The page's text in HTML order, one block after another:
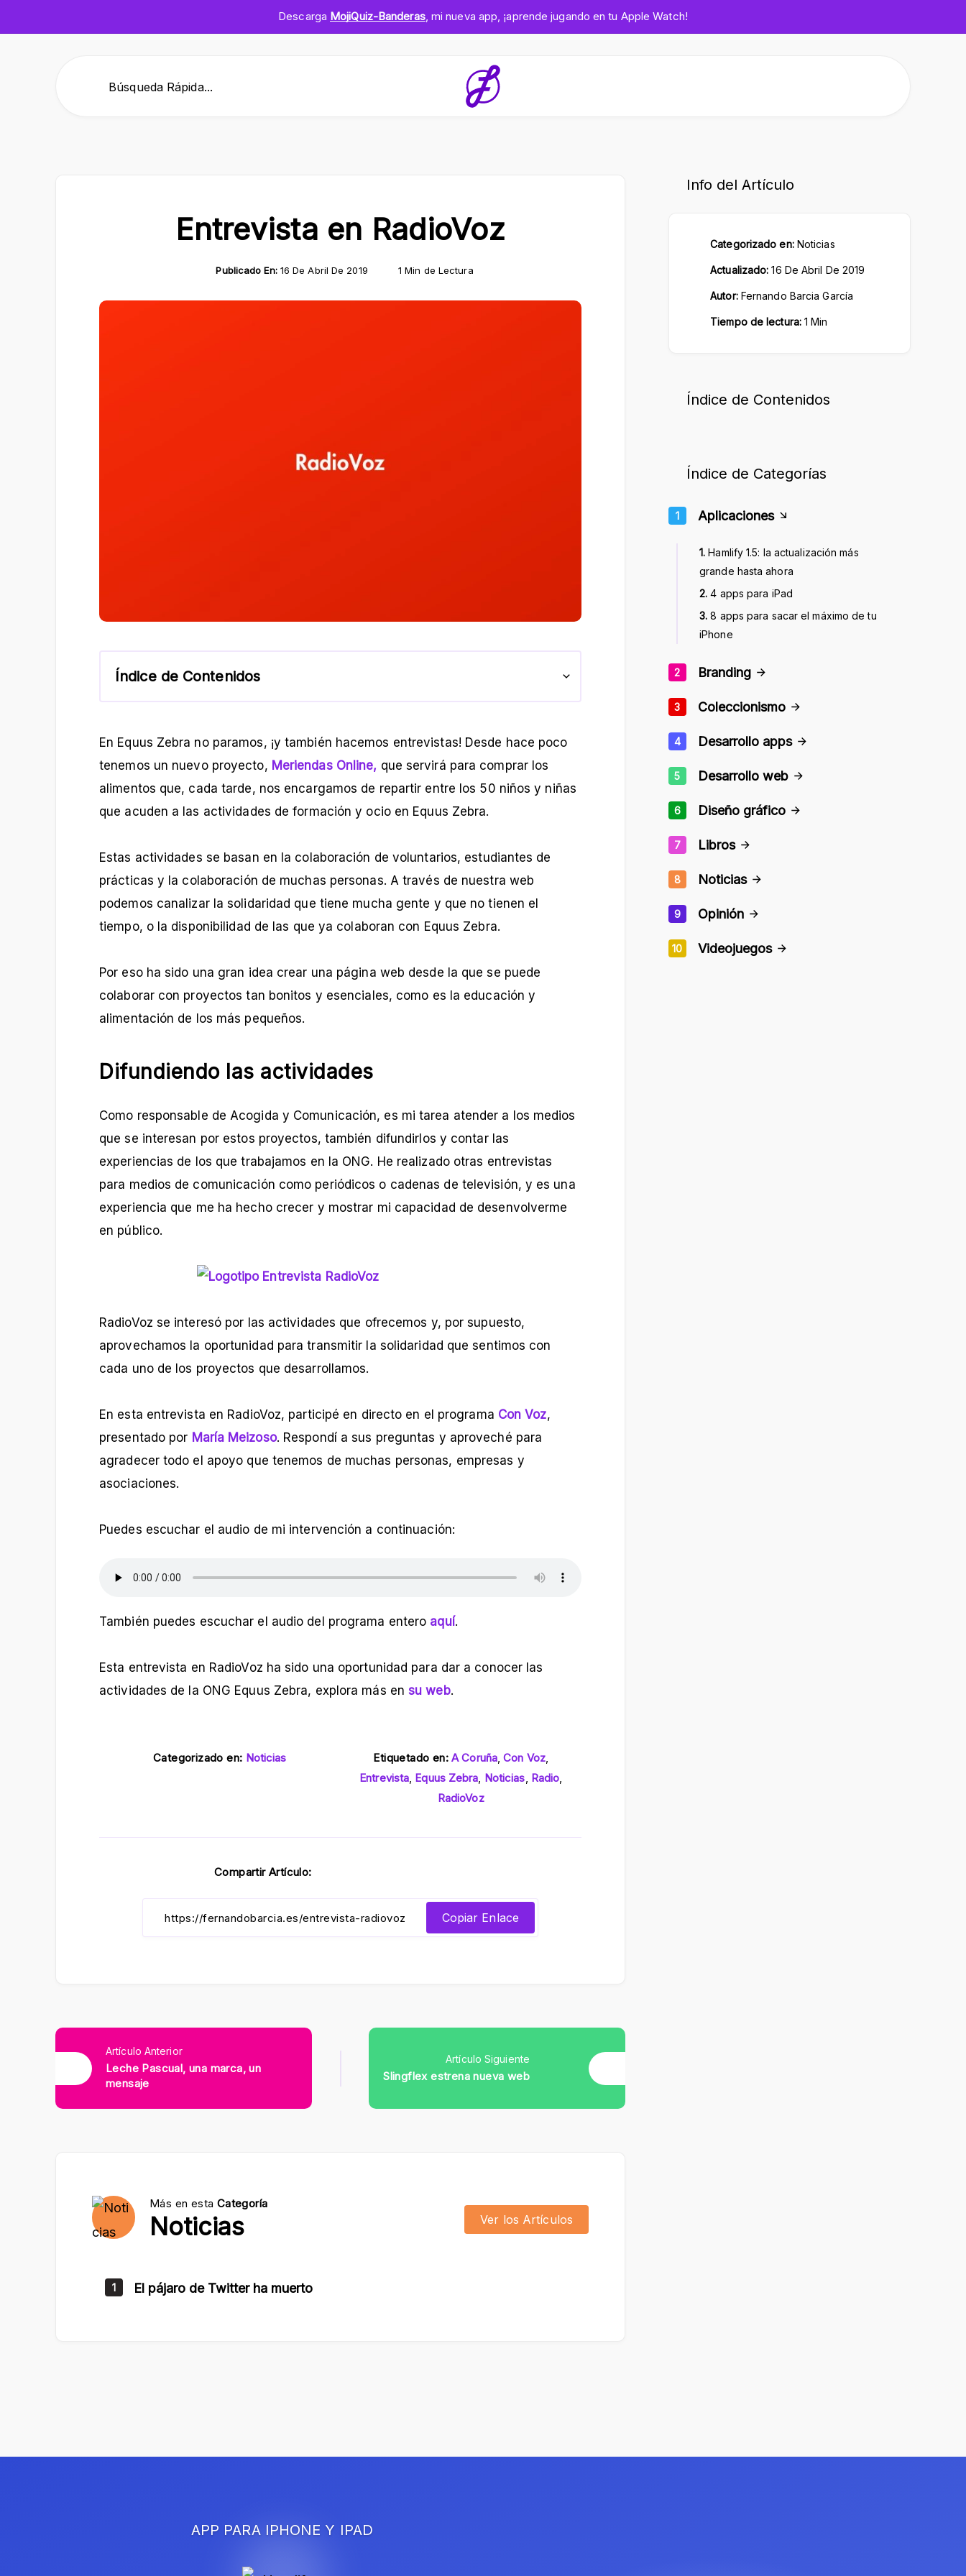
Descarga MojiQuiz-Banderas, mi nueva app, ¡aprende jugando en tu Apple Watch!
Búsqueda Rápida...
Entrevista en RadioVoz
Publicado En:16 De Abril De 2019 1 Min de Lectura
Índice de Contenidos
En Equus Zebra no paramos, ¡y también hacemos entrevistas! Desde hace poco
tenemos un nuevo proyecto, Meriendas Online, que servirá para comprar los
alimentos que, cada tarde, nos encargamos de repartir entre los 50 niños y niñas
que acuden a las actividades de formación y ocio en Equus Zebra.
Estas actividades se basan en la colaboración de voluntarios, estudiantes de
prácticas y la colaboración de muchas personas. A través de nuestra web
podemos canalizar la solidaridad que tiene mucha gente y que no tienen el
tiempo, o la disponibilidad de las que ya colaboran con Equus Zebra.
Por eso ha sido una gran idea crear una página web desde la que se puede
colaborar con proyectos tan bonitos y esenciales, como es la educación y
alimentación de los más pequeños.
Difundiendo las actividades
Como responsable de Acogida y Comunicación, es mi tarea atender a los medios
que se interesan por estos proyectos, también difundirlos y contar las
experiencias de los que trabajamos en la ONG. He realizado otras entrevistas
para medios de comunicación como periódicos o cadenas de televisión, y es una
experiencia que me ha hecho crecer y mostrar mi capacidad de desenvolverme
en público.
RadioVoz se interesó por las actividades que ofrecemos y, por supuesto,
aprovechamos la oportunidad para transmitir la solidaridad que sentimos con
cada uno de los proyectos que desarrollamos.
En esta entrevista en RadioVoz, participé en directo en el programa Con Voz,
presentado por María Meizoso. Respondí a sus preguntas y aproveché para
agradecer todo el apoyo que tenemos de muchas personas, empresas y
asociaciones.
Puedes escuchar el audio de mi intervención a continuación:
También puedes escuchar el audio del programa entero aquí.
Esta entrevista en RadioVoz ha sido una oportunidad para dar a conocer las
actividades de la ONG Equus Zebra, explora más ensu web.
Categorizado en: Noticias Etiquetado en: A Coruña,Con Voz,
Entrevista, Equus Zebra, Noticias, Radio,
RadioVoz
Compartir Artículo:
Copiar Enlace
Artículo Anterior
Leche Pascual, una marca, un
mensaje
Artículo Siguiente
Slingflex estrena nueva web
Más en esta Categoría
Noticias Ver los Artículos
1 El pájaro de Twitter ha muerto
Info del Artículo
Categorizado en: Noticias
Actualizado: 16 De Abril De 2019
Autor: Fernando Barcia García
Tiempo de lectura:1 Min
Índice de Contenidos
Índice de Categorías
1 Aplicaciones
1. Hamlify 1.5: la actualización más
grande hasta ahora
2. 4 apps para iPad
3. 8 apps para sacar el máximo de tu
iPhone
2 Branding
3 Coleccionismo
4 Desarrollo apps
5 Desarrollo web
6 Diseño gráfico
7 Libros
8 Noticias
9 Opinión
10 Videojuegos
APP PARA IPHONE Y IPAD